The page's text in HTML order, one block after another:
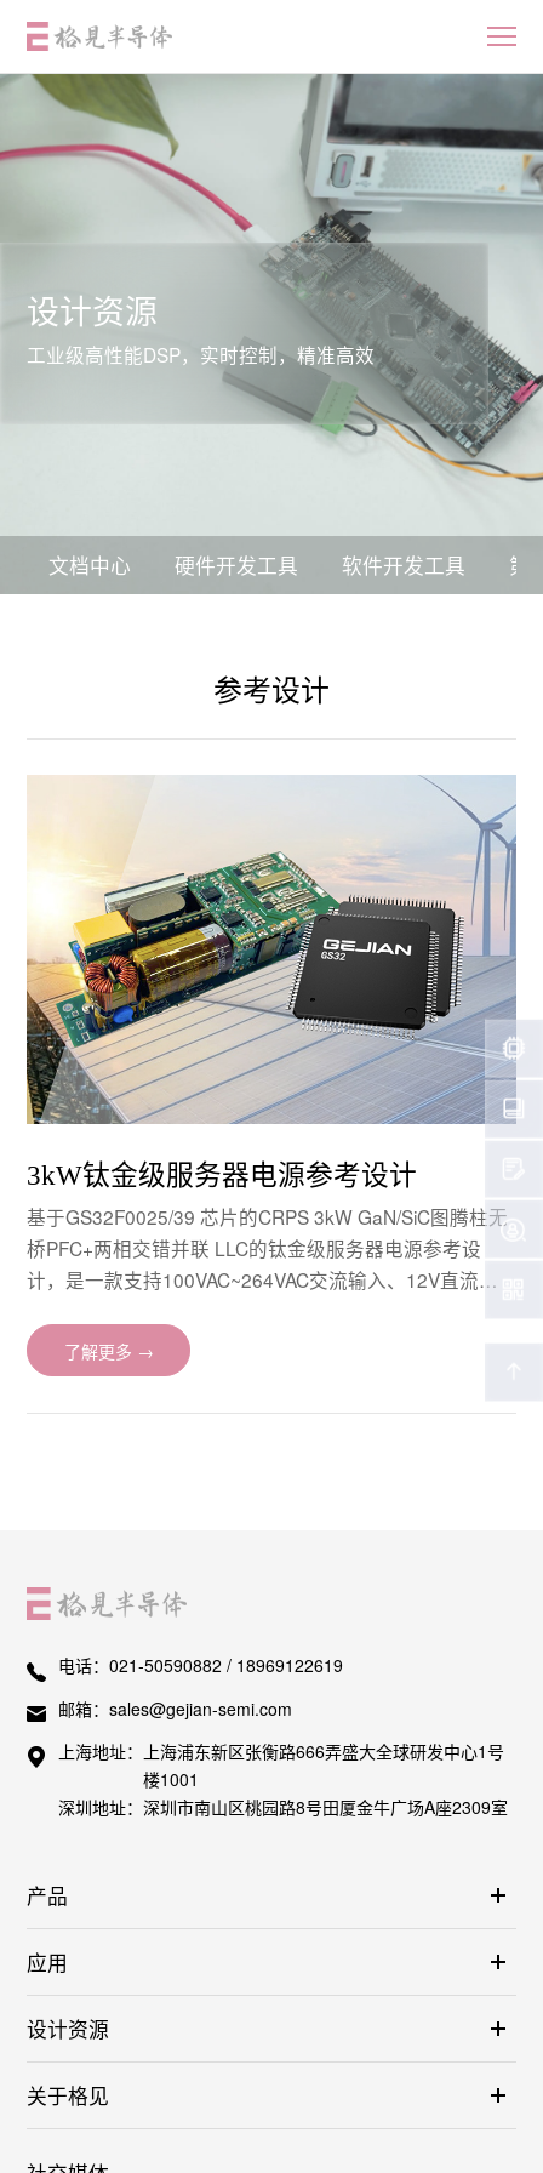
产品中心
应用
关于格见
设计资源
工业级高性能DSP，实时控制，精准高效
文档中心 硬件开发工具 软件开发工具 第
参考设计
3kW钛金级服务器电源参考设计
基于GS32F0025/39 芯片的CRPS 3kW GaN/SiC图腾柱无
桥PFC+两相交错并联 LLC的钛金级服务器电源参考设
计，是一款支持100VAC~264VAC交流输入、12V直流输
先进的全数字控制技术，具有高效率、高功率密度、高频
率、数字化和高可靠性等特点。
了解更多 →
电话：021-50590882 / 18969122619
邮箱：sales@gejian-semi.com
上海地址：
上海浦东新区张衡路666弄盛大全球研发中心1号
楼1001
深圳地址：深圳市南山区桃园路8号田厦金牛广场A座2309室
产品
应用
设计资源
关于格见